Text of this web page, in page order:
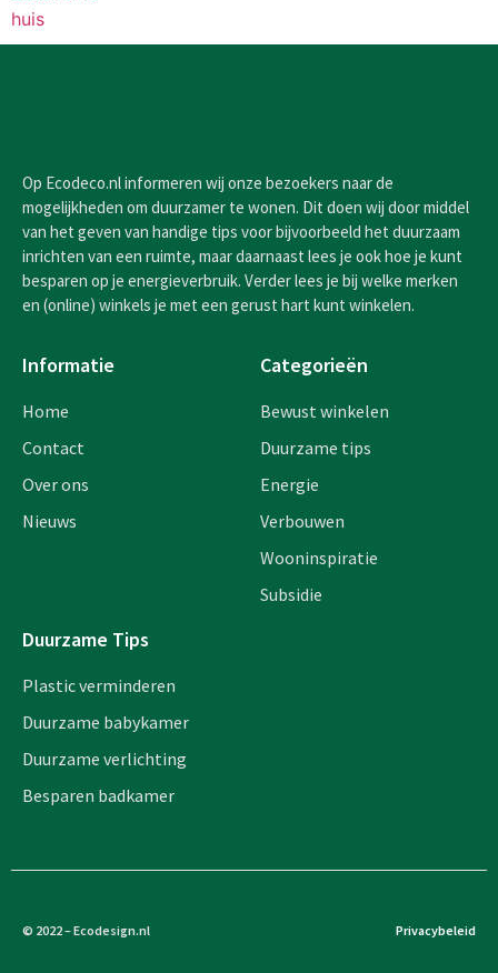
Op Ecodeco.nl informeren wij onze bezoekers naar de
mogelijkheden om duurzamer te wonen. Dit doen wij door middel
van het geven van handige tips voor bijvoorbeeld het duurzaam
inrichten van een ruimte, maar daarnaast lees je ook hoe je kunt
besparen op je energieverbruik. Verder lees je bij welke merken
en (online) winkels je met een gerust hart kunt winkelen.
Informatie
Home
Contact
Over ons
Nieuws
Categorieën
Bewust winkelen
Duurzame tips
Energie
Verbouwen
Wooninspiratie
Subsidie
Duurzame Tips
Plastic verminderen
Duurzame babykamer
Duurzame verlichting
Besparen badkamer
© 2022 – Ecodesign.nl Privacybeleid